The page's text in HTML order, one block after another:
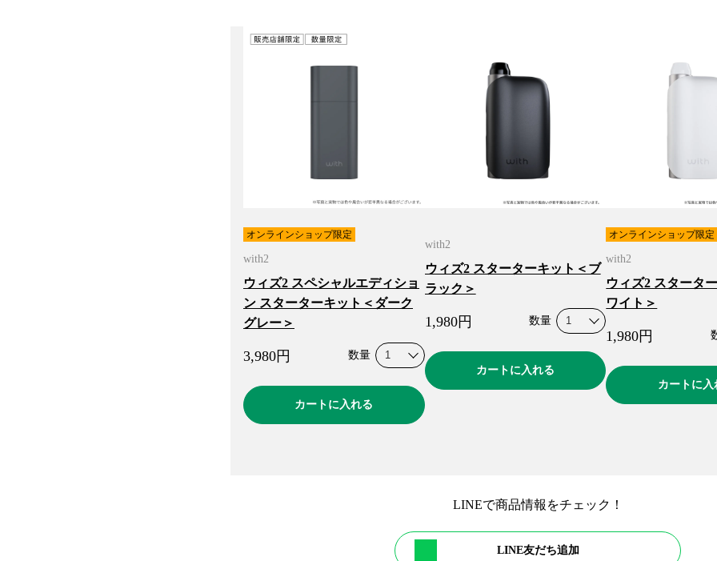
オンラインショップ限定
with2
ウィズ2 スペシャルエディショ
ン スターターキット＜ダーク
グレー＞
3,980円 数量
カートに入れる
with2
ウィズ2 スターターキット＜ブ
ラック＞
1,980円 数量
カートに入れる
オンラインショップ限定
with2
ウィズ2 スタータ
ワイト＞
1,980円
カートに入
LINEで商品情報をチェック！
LINE友だち追加